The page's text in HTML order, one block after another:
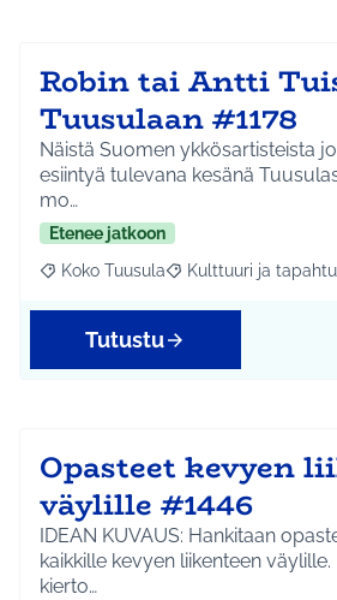
Robin tai Antti
Tuusulaan #1178
Näistä Suomen ykkösartisteista
esiintyä tulevana kesänä
mo…
Etenee jatkoon
Rajaa tulokset aihepiirin mukaan:
Koko Tuusula Rajaa tulokset
Kulttuuri ja
Tutustu
Opasteet kevyen
väylille #1446
IDEAN KUVAUS: Hankitaan
kaikkille kevyen liikenteen
kierto…